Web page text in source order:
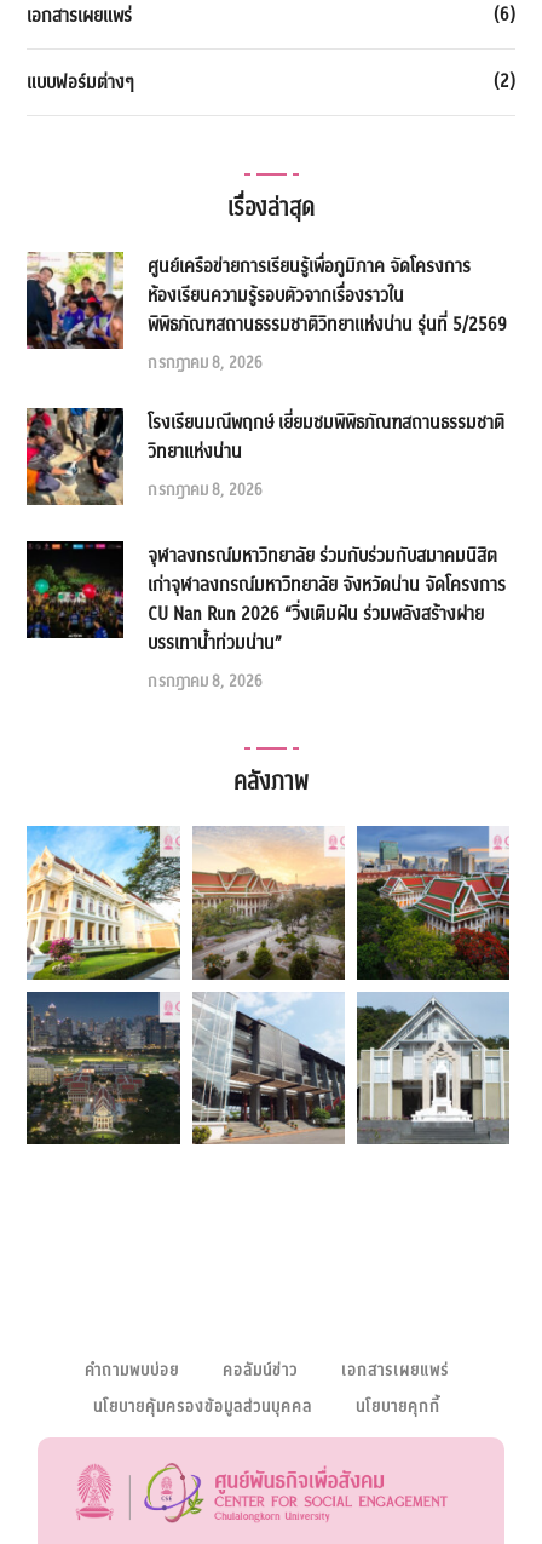
เอกสารเผยแพร่ (6)
แบบฟอร์มต่างๆ (2)
เรื่องล่าสุด
ศูนย์เครือข่ายการเรียนรู้เพื่อภูมิภาค จัดโครงการ
ห้องเรียนความรู้รอบตัวจากเรื่องราวใน
พิพิธภัณฑสถานธรรมชาติวิทยาแห่งน่าน รุ่นที่ 5/2569
กรกฎาคม 8, 2026
โรงเรียนมณีพฤกษ์ เยี่ยมชมพิพิธภัณฑสถานธรรมชาติ
วิทยาแห่งน่าน
กรกฎาคม 8, 2026
จุฬาลงกรณ์มหาวิทยาลัย ร่วมกับร่วมกับสมาคมนิสิต
เก่าจุฬาลงกรณ์มหาวิทยาลัย จังหวัดน่าน จัดโครงการ
CU Nan Run 2026 “วิ่งเติมฝัน ร่วมพลังสร้างฝาย
บรรเทาน้ำท่วมน่าน”
กรกฎาคม 8, 2026
คลังภาพ
คำถามพบบ่อย คอลัมน์ข่าว
เอกสารเผยแพร่
นโยบายคุ้มครองข้อมูลส่วนบุคคล
นโยบายคุกกี้